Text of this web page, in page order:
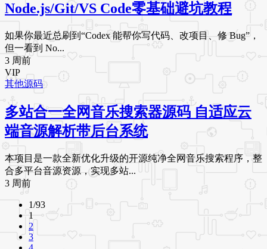
Node.js/Git/VS Code零基础避坑教程
如果你最近总刷到“Codex 能帮你写代码、改项目、修 Bug”，
但一看到 No...
3 周前
VIP
其他源码
多站合一全网音乐搜索器源码 自适应云
端音源解析带后台系统
本项目是一款全新优化升级的开源纯净全网音乐搜索程序，整
合多平台音源资源，实现多站...
3 周前
1/93
1
2
3